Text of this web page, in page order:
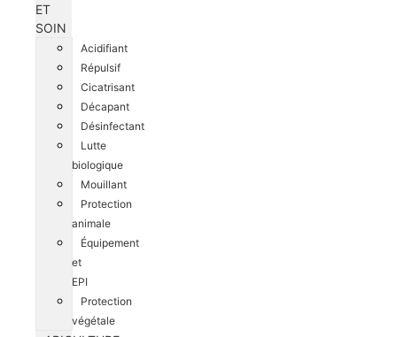
ET
SOIN
Acidifiant
Répulsif
Cicatrisant
Décapant
Désinfectant
Lutte
biologique
Mouillant
Protection
animale
Équipement
et
EPI
Protection
végétale